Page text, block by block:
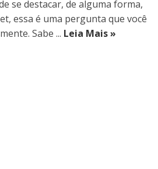
se destacar, de alguma forma,
essa é uma pergunta que você
Sabe ... Leia Mais »